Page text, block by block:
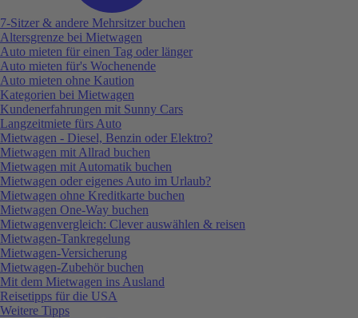
7-Sitzer & andere Mehrsitzer buchen
Altersgrenze bei Mietwagen
Auto mieten für einen Tag oder länger
Auto mieten für's Wochenende
Auto mieten ohne Kaution
Kategorien bei Mietwagen
Kundenerfahrungen mit Sunny Cars
Langzeitmiete fürs Auto
Mietwagen - Diesel, Benzin oder Elektro?
Mietwagen mit Allrad buchen
Mietwagen mit Automatik buchen
Mietwagen oder eigenes Auto im Urlaub?
Mietwagen ohne Kreditkarte buchen
Mietwagen One-Way buchen
Mietwagenvergleich: Clever auswählen & reisen
Mietwagen-Tankregelung
Mietwagen-Versicherung
Mietwagen-Zubehör buchen
Mit dem Mietwagen ins Ausland
Reisetipps für die USA
Weitere Tipps